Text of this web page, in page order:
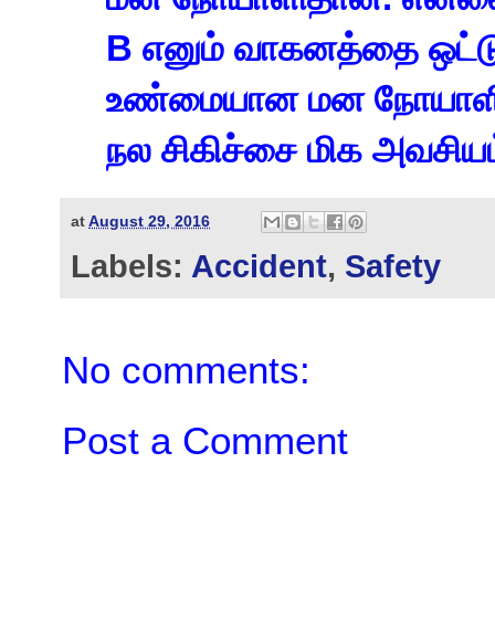
B எனும் வாகனத்தை
உண்மையான மன
நல சிகிச்சை மிக
atAugust 29, 2016
Labels: Accident, Safety
No comments:
Post a Comment